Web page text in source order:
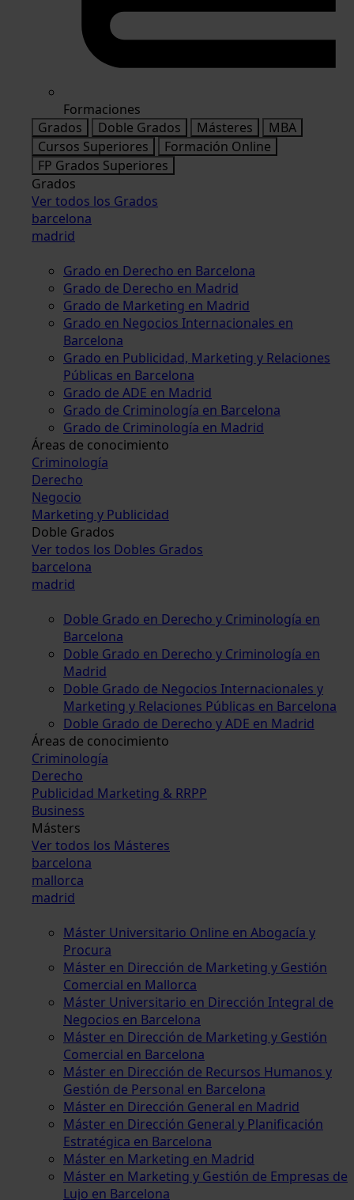
Formaciones
Grados
Doble Grados Másteres
MBA
Cursos Superiores
Formación Online
FP Grados Superiores
Grados
Ver todos los Grados
barcelona
madrid
Grado en Derecho en Barcelona
Grado de Derecho en Madrid
Grado de Marketing en Madrid
Grado en Negocios Internacionales en
Barcelona
Grado en Publicidad, Marketing y Relaciones
Públicas en Barcelona
Grado de ADE en Madrid
Grado de Criminología en Barcelona
Grado de Criminología en Madrid
Áreas de conocimiento
Criminología
Derecho
Negocio
Marketing y Publicidad
Doble Grados
Ver todos los Dobles Grados
barcelona
madrid
Doble Grado en Derecho y Criminología en
Barcelona
Doble Grado en Derecho y Criminología en
Madrid
Doble Grado de Negocios Internacionales y
Marketing y Relaciones Públicas en Barcelona
Doble Grado de Derecho y ADE en Madrid
Áreas de conocimiento
Criminología
Derecho
Publicidad Marketing & RRPP
Business
Másters
Ver todos los Másteres
barcelona
mallorca
madrid
Máster Universitario Online en Abogacía y
Procura
Máster en Dirección de Marketing y Gestión
Comercial en Mallorca
Máster Universitario en Dirección Integral de
Negocios en Barcelona
Máster en Dirección de Marketing y Gestión
Comercial en Barcelona
Máster en Dirección de Recursos Humanos y
Gestión de Personal en Barcelona
Máster en Dirección General en Madrid
Máster en Dirección General y Planificación
Estratégica en Barcelona
Máster en Marketing en Madrid
Máster en Marketing y Gestión de Empresas de
Lujo en Barcelona